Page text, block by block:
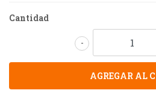
Cantidad
-